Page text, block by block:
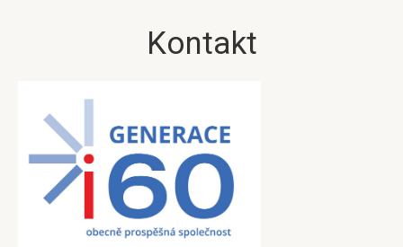
Kontakt